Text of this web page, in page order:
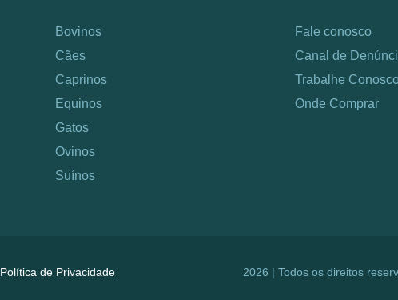
Bovinos
Cães
Caprinos
Equinos
Gatos
Ovinos
Suínos
Fale conosco
Canal de
Trabalhe
Onde Comprar
Política de Privacidade 2026 | Todos os direitos